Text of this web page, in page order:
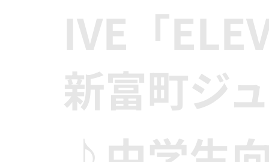
IVE「
新富町ジ